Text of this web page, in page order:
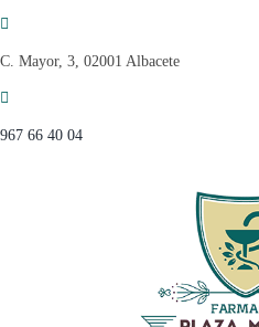
contenido
C. Mayor, 3, 02001 Albacete
967 66 40 04